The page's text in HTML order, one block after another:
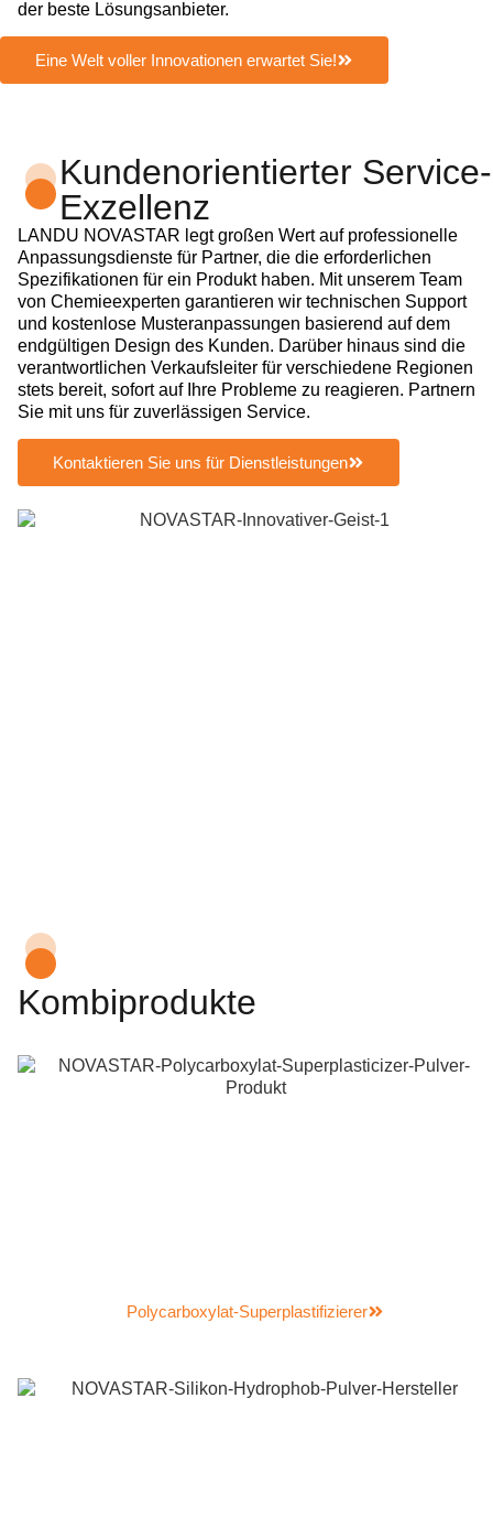
der beste Lösungsanbieter.
Eine Welt voller Innovationen erwartet Sie!
Kundenorientierter Service-
Exzellenz
LANDU NOVASTAR legt großen Wert auf professionelle
Anpassungsdienste für Partner, die die erforderlichen
Spezifikationen für ein Produkt haben. Mit unserem Team
von Chemieexperten garantieren wir technischen Support
und kostenlose Musteranpassungen basierend auf dem
endgültigen Design des Kunden. Darüber hinaus sind die
verantwortlichen Verkaufsleiter für verschiedene Regionen
stets bereit, sofort auf Ihre Probleme zu reagieren. Partnern
Sie mit uns für zuverlässigen Service.
Kontaktieren Sie uns für Dienstleistungen
Kombiprodukte
Polycarboxylat-Superplastifizierer